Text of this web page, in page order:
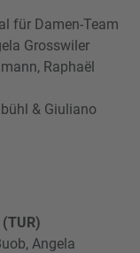
für Damen-Team
Grosswiler
Raphaël
& Giuliano
Angela